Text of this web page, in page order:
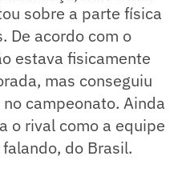
sobre a parte física
De acordo com o
estava fisicamente
mas conseguiu
campeonato. Ainda
o rival como a equipe
do Brasil.